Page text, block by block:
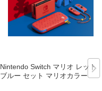
Nintendo Switch マリオ レッド×
ブルー セット マリオカラー